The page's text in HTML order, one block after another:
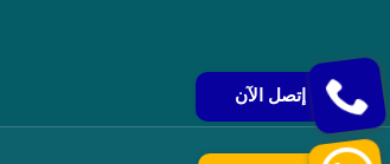
إتصل الآن